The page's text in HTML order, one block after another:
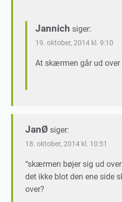
Jannich siger:
19. oktober, 2014 kl. 9:10
At skærmen går ud over
JanØ siger:
18. oktober, 2014 kl. 10:51
“skærmen bøjer sig ud
det ikke blot den ene side
over?